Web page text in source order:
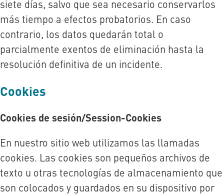
siete días, salvo que sea necesario conservarlos
más tiempo a efectos probatorios. En caso
contrario, los datos quedarán total o
parcialmente exentos de eliminación hasta la
resolución definitiva de un incidente.
Cookies
Cookies de sesión/Session-Cookies
En nuestro sitio web utilizamos las llamadas
cookies. Las cookies son pequeños archivos de
texto u otras tecnologías de almacenamiento que
son colocados y guardados en su dispositivo por